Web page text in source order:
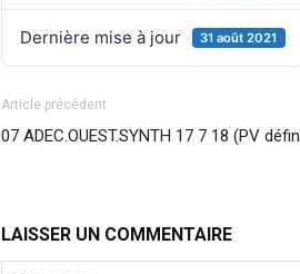
Dernière mise à jour 31 août 2021
Article précédent
07 ADEC.OUEST.SYNTH 17 7 18 (PV
LAISSER UN COMMENTAIRE